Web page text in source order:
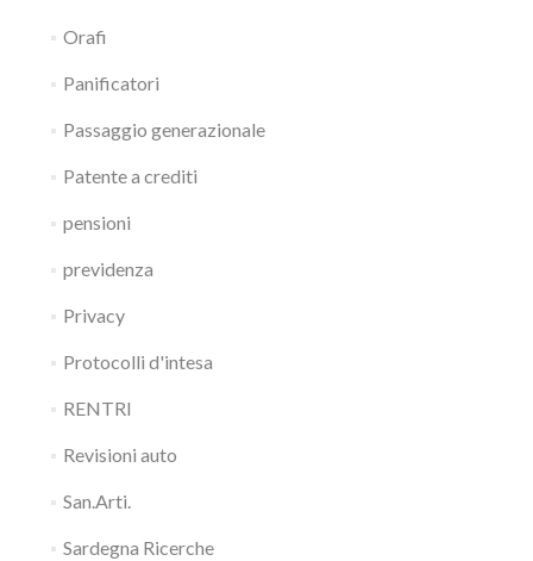
Orafi
Panificatori
Passaggio generazionale
Patente a crediti
pensioni
previdenza
Privacy
Protocolli d'intesa
RENTRI
Revisioni auto
San.Arti.
Sardegna Ricerche